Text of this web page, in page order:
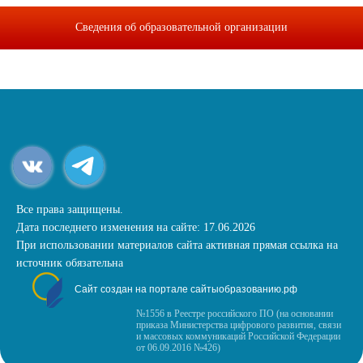
Сведения об образовательной организации
Все права защищены.
Дата последнего изменения на сайте: 17.06.2026
При использовании материалов сайта активная прямая ссылка на
источник обязательна
Сайт создан на портале сайтыобразованию.рф
№1556 в Реестре российского ПО (на основании
приказа Министерства цифрового развития, связи
и массовых коммуникаций Российской Федерации
от 06.09.2016 №426)